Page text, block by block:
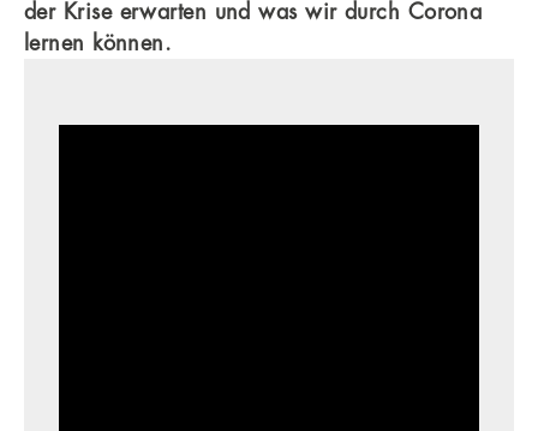
der Krise erwarten und was wir durch Corona
lernen können.